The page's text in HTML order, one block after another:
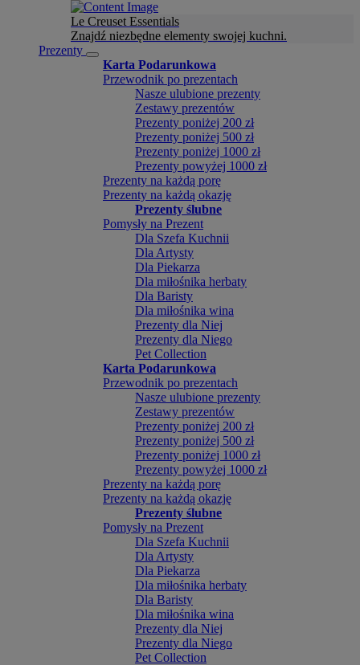
Le Creuset Essentials
Znajdź niezbędne elementy swojej kuchni.
Prezenty
Karta Podarunkowa
Przewodnik po prezentach
Nasze ulubione prezenty
Zestawy prezentów
Prezenty poniżej 200 zł
Prezenty poniżej 500 zł
Prezenty poniżej 1000 zł
Prezenty powyżej 1000 zł
Prezenty na każdą porę
Prezenty na każdą okazję
Prezenty ślubne
Pomysły na Prezent
Dla Szefa Kuchnii
Dla Artysty
Dla Piekarza
Dla miłośnika herbaty
Dla Baristy
Dla miłośnika wina
Prezenty dla Niej
Prezenty dla Niego
Pet Collection
Karta Podarunkowa
Przewodnik po prezentach
Nasze ulubione prezenty
Zestawy prezentów
Prezenty poniżej 200 zł
Prezenty poniżej 500 zł
Prezenty poniżej 1000 zł
Prezenty powyżej 1000 zł
Prezenty na każdą porę
Prezenty na każdą okazję
Prezenty ślubne
Pomysły na Prezent
Dla Szefa Kuchnii
Dla Artysty
Dla Piekarza
Dla miłośnika herbaty
Dla Baristy
Dla miłośnika wina
Prezenty dla Niej
Prezenty dla Niego
Pet Collection